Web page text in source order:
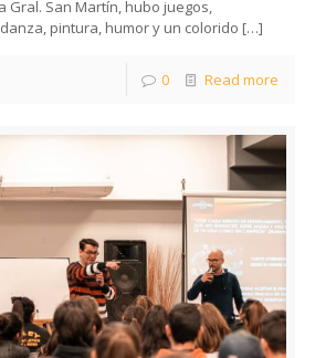
Gral. San Martín, hubo juegos,
pintura, humor y un colorido […]
0 Read more